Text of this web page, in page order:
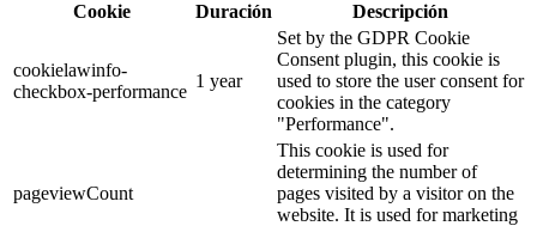
Cookie
Duración Descripción
cookielawinfo-
checkbox-performance
1 year
Set by the GDPR Cookie
Consent plugin, this cookie is
used to store the user consent for
cookies in the category
"Performance".
pageviewCount
This cookie is used for
determining the number of
pages visited by a visitor on the
website. It is used for marketing